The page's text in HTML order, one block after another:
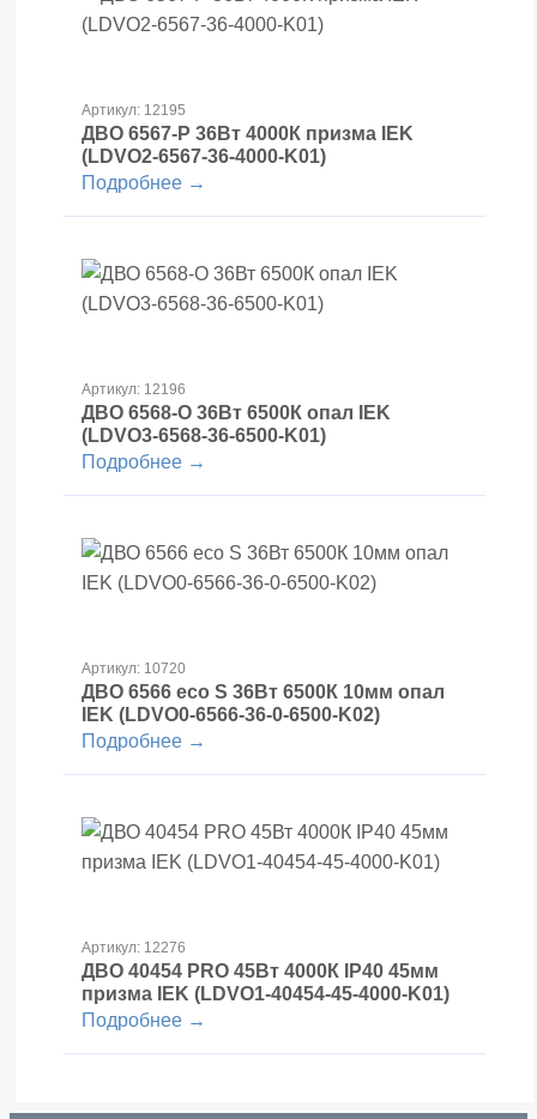
Артикул: 12195
ДВО 6567-Р 36Вт 4000К призма IEK
(LDVO2-6567-36-4000-K01)
Подробнее →
Артикул: 12196
ДВО 6568-O 36Вт 6500К опал IEK
(LDVO3-6568-36-6500-K01)
Подробнее →
Артикул: 10720
ДВО 6566 eco S 36Вт 6500К 10мм опал
IEK (LDVO0-6566-36-0-6500-K02)
Подробнее →
Артикул: 12276
ДВО 40454 PRO 45Вт 4000К IP40 45мм
призма IEK (LDVO1-40454-45-4000-K01)
Подробнее →